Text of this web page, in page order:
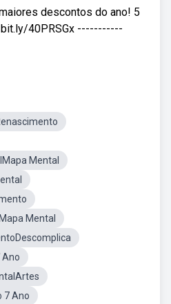
descontos do ano! 5
40PRSGx -----------
Mental
Mental
Ano
7 Ano